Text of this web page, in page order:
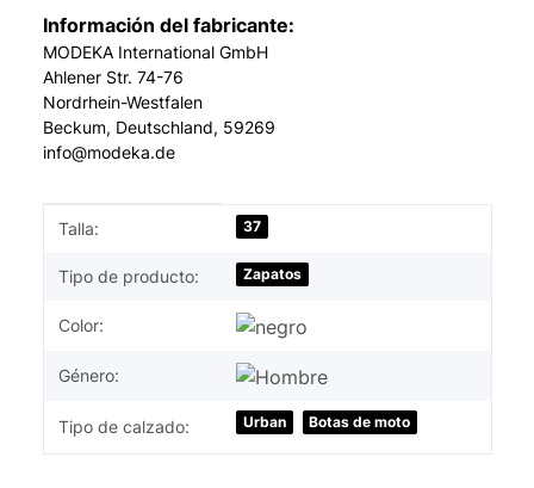
Información del fabricante:
MODEKA International GmbH
Ahlener Str. 74-76
Nordrhein-Westfalen
Beckum, Deutschland, 59269
info@modeka.de
#productDetails.itemInformation#
#productDetails.itemValue#
Talla: 37
Tipo de producto: Zapatos
Color:
Género:
Tipo de calzado: Urban Botas de moto